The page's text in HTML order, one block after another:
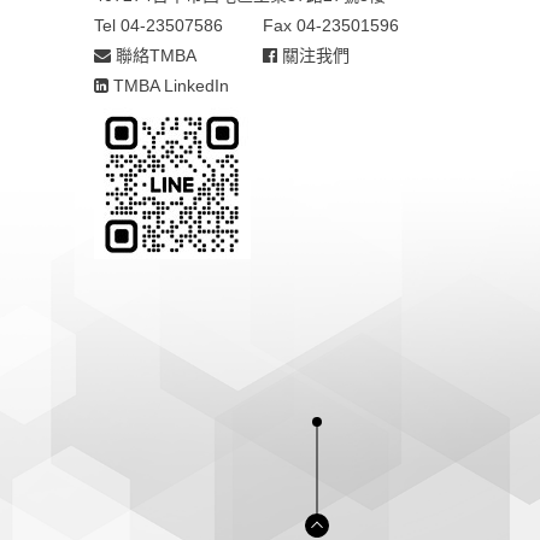
Tel 04-23507586
Fax 04-23501596
聯絡TMBA
關注我們
TMBA LinkedIn